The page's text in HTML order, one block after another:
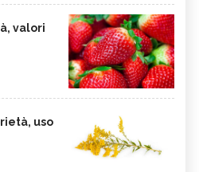
valori
uso